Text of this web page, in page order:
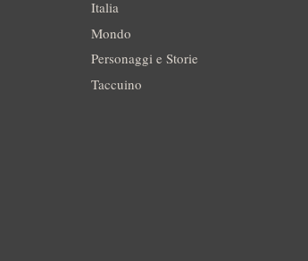
Italia
Mondo
Personaggi e Storie
Taccuino